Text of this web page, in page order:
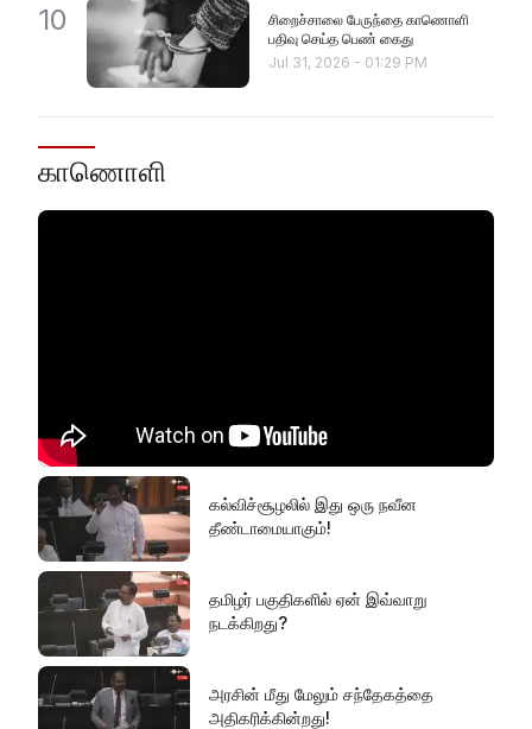
10
சிறைச்சாலை பேருந்தை காணொளி
பதிவு செய்த பெண் கைது
Jul 31, 2026 - 01:29 PM
காணொளி
கல்விச்சூழலில் இது ஒரு நவீன
தீண்டாமையாகும்!
தமிழர் பகுதிகளில் ஏன் இவ்வாறு
நடக்கிறது?
அரசின் மீது மேலும் சந்தேகத்தை
அதிகரிக்கின்றது!